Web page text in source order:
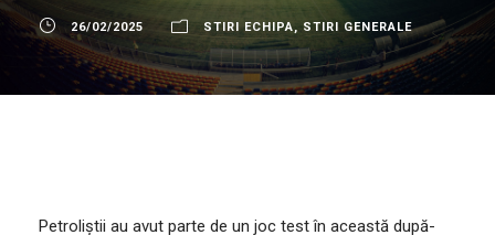
26/02/2025 STIRI ECHIPA, STIRI GENERALE
Petroliștii au avut parte de un joc test în această după-